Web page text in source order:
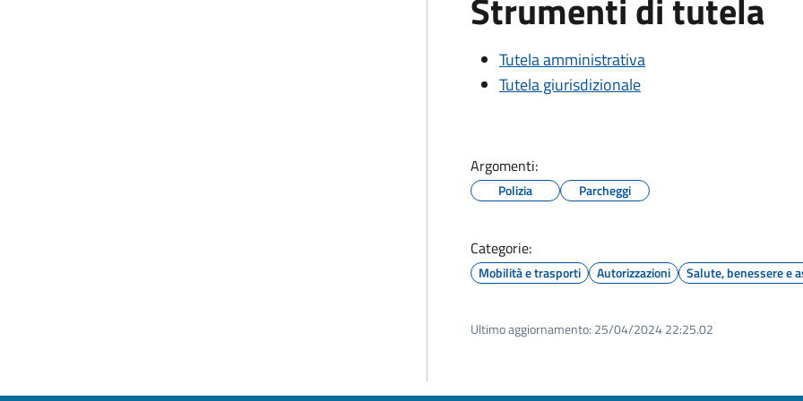
Strumenti di tutela
Tutela amministrativa
Tutela giurisdizionale
Argomenti:
Polizia Parcheggi
Categorie:
Mobilità e trasporti Autorizzazioni Salute, benessere e
Ultimo aggiornamento: 25/04/2024 22:25.02